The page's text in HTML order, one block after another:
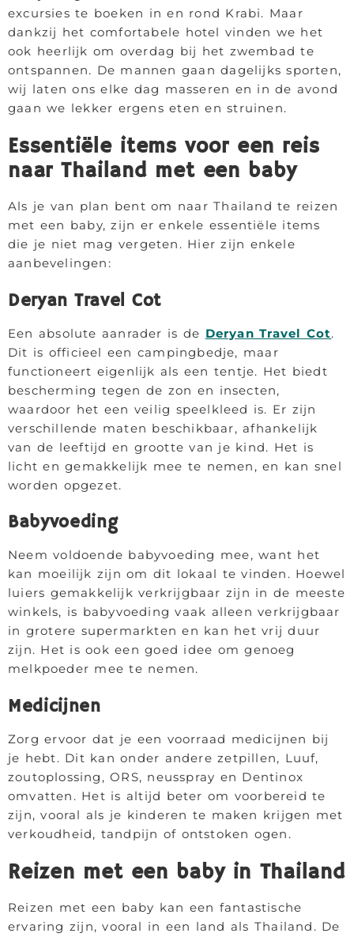
excursies te boeken in en rond Krabi. Maar
dankzij het comfortabele hotel vinden we het
ook heerlijk om overdag bij het zwembad te
ontspannen. De mannen gaan dagelijks sporten,
wij laten ons elke dag masseren en in de avond
gaan we lekker ergens eten en struinen.
Essentiële items voor een reis
naar Thailand met een baby
Als je van plan bent om naar Thailand te reizen
met een baby, zijn er enkele essentiële items
die je niet mag vergeten. Hier zijn enkele
aanbevelingen:
Deryan Travel Cot
Een absolute aanrader is de Deryan Travel Cot.
Dit is officieel een campingbedje, maar
functioneert eigenlijk als een tentje. Het biedt
bescherming tegen de zon en insecten,
waardoor het een veilig speelkleed is. Er zijn
verschillende maten beschikbaar, afhankelijk
van de leeftijd en grootte van je kind. Het is
licht en gemakkelijk mee te nemen, en kan snel
worden opgezet.
Babyvoeding
Neem voldoende babyvoeding mee, want het
kan moeilijk zijn om dit lokaal te vinden. Hoewel
luiers gemakkelijk verkrijgbaar zijn in de meeste
winkels, is babyvoeding vaak alleen verkrijgbaar
in grotere supermarkten en kan het vrij duur
zijn. Het is ook een goed idee om genoeg
melkpoeder mee te nemen.
Medicijnen
Zorg ervoor dat je een voorraad medicijnen bij
je hebt. Dit kan onder andere zetpillen, Luuf,
zoutoplossing, ORS, neusspray en Dentinox
omvatten. Het is altijd beter om voorbereid te
zijn, vooral als je kinderen te maken krijgen met
verkoudheid, tandpijn of ontstoken ogen.
Reizen met een baby in Thailand
Reizen met een baby kan een fantastische
ervaring zijn, vooral in een land als Thailand. De